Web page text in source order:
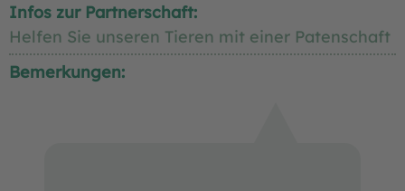
Infos zur Partnerschaft:
Helfen Sie unseren Tieren mit einer Patenschaft
Bemerkungen: